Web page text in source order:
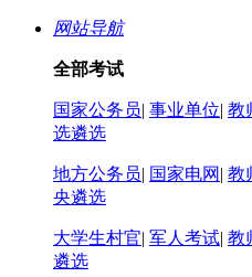
网站导航
全部考试
国家公务员| 事业单位| 教
选遴选
地方公务员| 国家电网 | 教
央遴选
大学生村官| 军人考试| 教
遴选